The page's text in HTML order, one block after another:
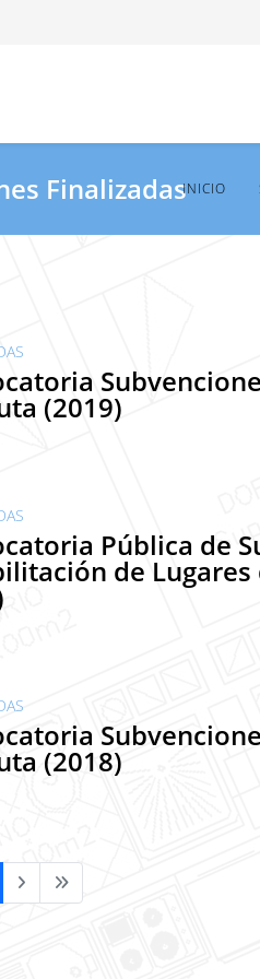
INICIO
Finalizadas
(2019)
Pública de
de
(2018)